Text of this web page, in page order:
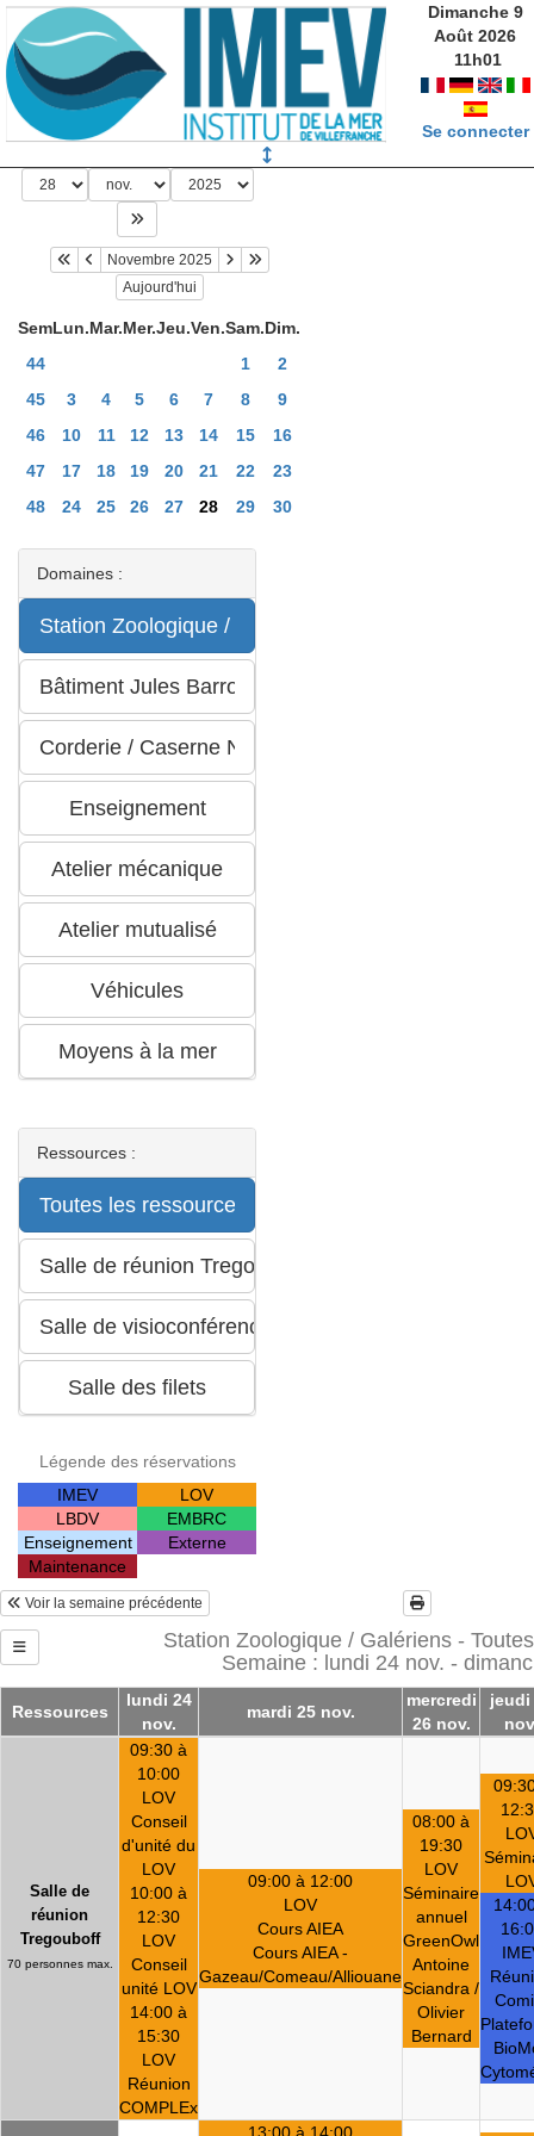
Dimanche 9
Août 2026
11h01
Se connecter
Novembre 2025
Aujourd'hui
SemLun.Mar.Mer.Jeu.Ven.Sam.Dim.
44
1
2
45
3 4 5 6 7 8
9
46
10 11 12 13 14 15
16
47
17 18 19 20 21 22
23
48
24 25 26 27 28 29 30
Domaines :
Ressources :
Légende des réservations
IMEV
LOV
LBDV
EMBRC
Enseignement
Externe
Maintenance
Voir la semaine précédente
Station Zoologique / Galériens -
Semaine : lundi 24 nov. -
Ressources
lundi 24
nov.
mardi 25 nov.
mercredi
26 nov.
jeudi
Salle de
réunion
Tregouboff
70 personnes max.
09:30 à
10:00
LOV
Conseil
d'unité du
LOV
10:00 à
12:30
LOV
Conseil
unité LOV
14:00 à
15:30
LOV
Réunion
COMPLEx
09:00 à 12:00
LOV
Cours AIEA
Cours AIEA -
Gazeau/Comeau/Alliouane
08:00 à
19:30
LOV
Séminaire
annuel
GreenOwl
Antoine
Sciandra /
Olivier
Bernard
13:00 à 14:00